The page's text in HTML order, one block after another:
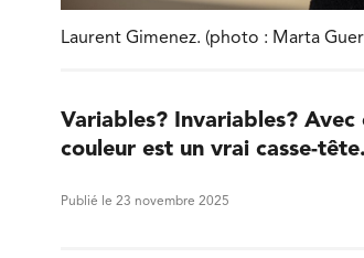
Laurent Gimenez. (photo : Marta
Variables? Invariables?
couleur est un vrai casse-tête.
Publié le 23 novembre 2025